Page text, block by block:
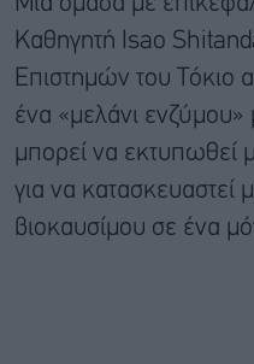
Καθηγητή Isao
Επιστημών του Τόκιο
ένα «μελάνι
μπορεί να εκτυπωθεί
για να κατασκευαστεί
βιοκαυσίμου σε ένα